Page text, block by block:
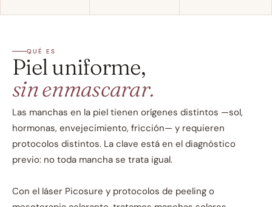
QUÉ ES
Piel uniforme,
sin enmascarar.
Las manchas en la piel tienen orígenes distintos —sol,
hormonas, envejecimiento, fricción— y requieren
protocolos distintos. La clave está en el diagnóstico
previo: no toda mancha se trata igual.
Con el láser Picosure y protocolos de peeling o